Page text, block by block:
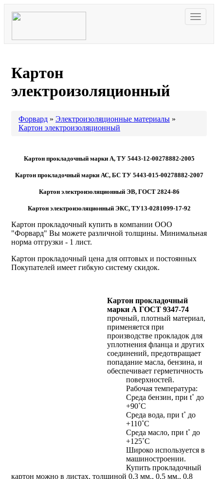
Картон
электроизоляционный
Форвард » Электроизоляционные материалы »
Картон электроизоляционный
Картон прокладочный марки А, ТУ 5443-12-00278882-2005
Картон прокладочный марки АС, БС ТУ 5443-015-00278882-2007
Картон электроизоляционный ЭВ, ГОСТ 2824-86
Картон электроизоляционный ЭКС, ТУ13-0281099-17-92
Картон прокладочный купить в компании ООО
"Форвард" Вы можете различной толщины. Минимальная
норма отгрузки - 1 лист.
Картон прокладочный цена для оптовых и постоянных
Покупателей имеет гибкую систему скидок.
Картон прокладочный
марки А ГОСТ 9347-74
прочный, плотный материал,
применяется при
производстве прокладок для
уплотнения фланца и других
соединений, предотвращает
попадание масла, бензина, и
обеспечивает герметичность
поверхностей.
Рабочая температура:
Среда бензин, при t˚ до
+90˚С
Среда вода, при t˚ до
+110˚С
Среда масло, при t˚ до
+125˚С
Широко используется в
машиностроении.
Купить прокладочный
картон можно в листах, толщиной 0,3 мм., 0,5 мм., 0,8